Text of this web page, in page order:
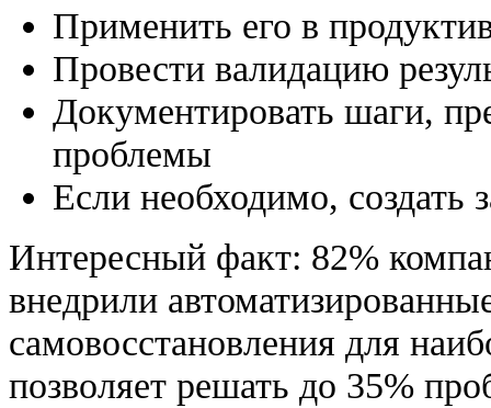
Применить его в
Провести валидацию
Документировать шаги,
проблемы
Если необходимо, создать
Интересный факт: 82%
внедрили
самовосстановления для
позволяет решать до 35%